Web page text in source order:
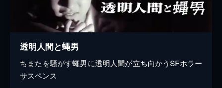
透明人間と蝿男
ちまたを騒がす蠅男に透明人間が立ち向かうSFホラー
サスペンス